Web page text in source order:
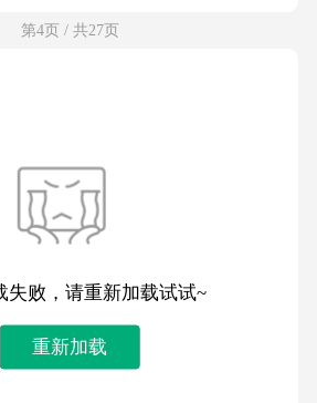
第4页 / 共27页
失败，请重新加载试试~
重新加载